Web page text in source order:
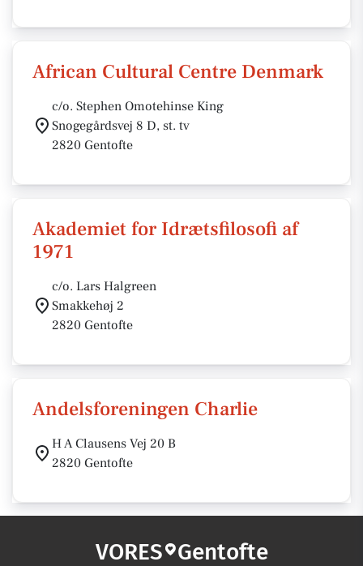
African Cultural Centre Denmark
c/o. Stephen Omotehinse King
Snogegårdsvej 8 D, st. tv
2820 Gentofte
Akademiet for Idrætsfilosofi af
1971
c/o. Lars Halgreen
Smakkehøj 2
2820 Gentofte
Andelsforeningen Charlie
H A Clausens Vej 20 B
2820 Gentofte
VORES Gentofte